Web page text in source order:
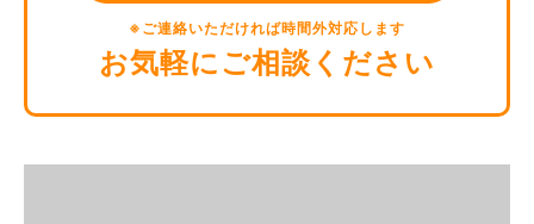
ユーザーにご自身の登録情報の閲覧や変更，削除，ご利用状
況の閲覧を行っていただくため
有料サービスにおいて，ユーザーに利用料金を請求するため
※ご連絡いただければ時間外対応します
お気軽にご相談ください